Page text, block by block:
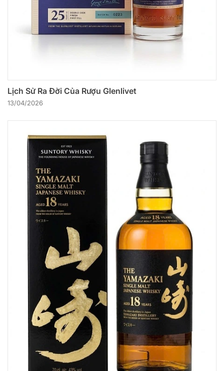
Lịch Sử Ra Đời Của Rượu Glenlivet
13/04/2026